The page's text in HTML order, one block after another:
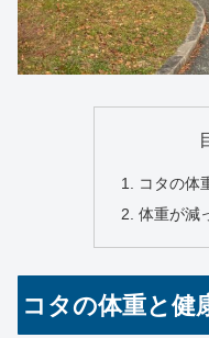
コタの体
体重が減
コタの体重と健